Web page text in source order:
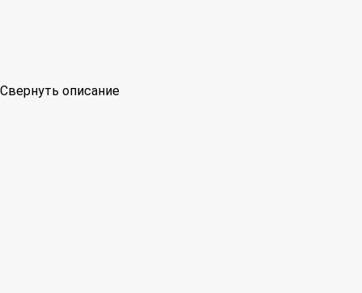
Свернуть описание